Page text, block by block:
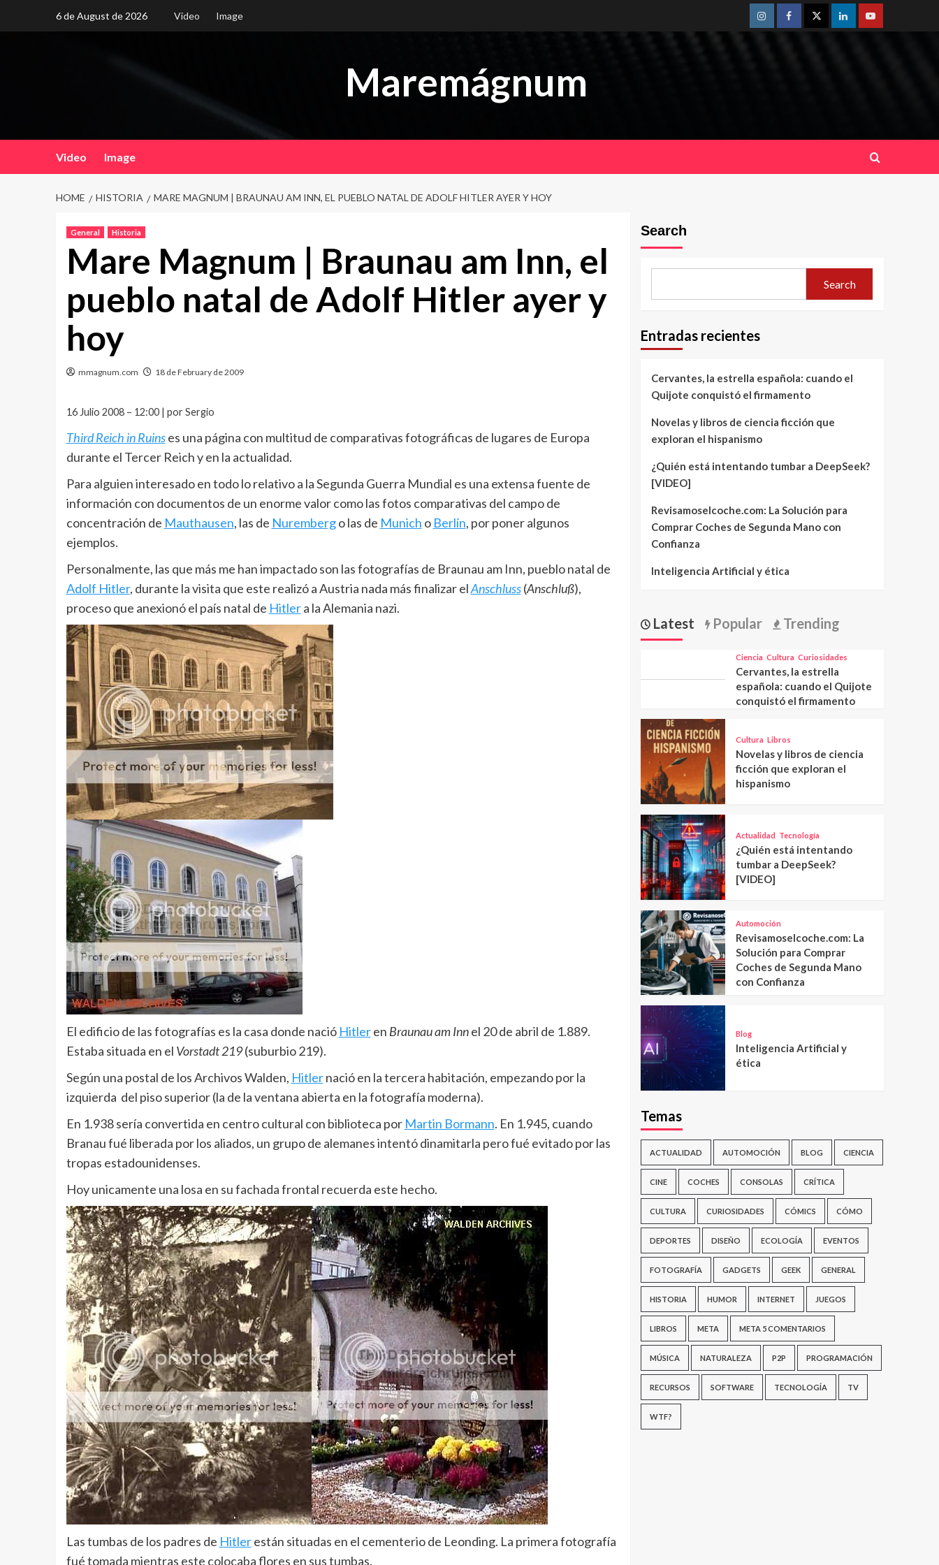
6 de August de 2026 Video Image
InstagramFacebookTwitterLinkedinYoutube
Maremágnum
Video Image
HOME HISTORIA MARE MAGNUM | BRAUNAU AM INN, EL PUEBLO NATAL DE ADOLF HITLER AYER Y HOY
General Historia
Mare Magnum | Braunau am Inn, el
pueblo natal de Adolf Hitler ayer y
hoy
mmagnum.com 18 de February de 2009
16 Julio 2008 – 12:00 | por Sergio
Third Reich in Ruinses una página con multitud de comparativas fotográficas de lugares de Europa
durante el Tercer Reich y en la actualidad.
Para alguien interesado en todo lo relativo a la Segunda Guerra Mundial es una extensa fuente de
información con documentos de un enorme valor como las fotos comparativas del campo de
concentración de Mauthausen, las de Nurembergo las de Munich o Berlín, por poner algunos
ejemplos.
Personalmente, las que más me han impactado son las fotografías de Braunau am Inn, pueblo natal de
Adolf Hitler, durante la visita que este realizó a Austria nada más finalizar elAnschluss(Anschluß),
proceso que anexionó el país natal de Hitlera la Alemania nazi.
El edificio de las fotografías es la casa donde nació Hitleren Braunau am Innel 20 de abril de 1.889.
Estaba situada en el Vorstadt 219(suburbio 219).
Según una postal de los Archivos Walden, Hitlernació en la tercera habitación, empezando por la
izquierda del piso superior (la de la ventana abierta en la fotografía moderna).
En 1.938 sería convertida en centro cultural con biblioteca por Martin Bormann. En 1.945, cuando
Branau fué liberada por los aliados, un grupo de alemanes intentó dinamitarla pero fué evitado por las
tropas estadounidenses.
Hoy unicamente una losa en su fachada frontal recuerda este hecho.
Las tumbas de los padres de Hitlerestán situadas en el cementerio de Leonding. La primera fotografía
fué tomada mientras este colocaba flores en sus tumbas.
Search
Search
Entradas recientes
Cervantes, la estrella española: cuando el
Quijote conquistó el firmamento
Novelas y libros de ciencia ficción que
exploran el hispanismo
¿Quién está intentando tumbar a DeepSeek?
[VIDEO]
Revisamoselcoche.com: La Solución para
Comprar Coches de Segunda Mano con
Confianza
Inteligencia Artificial y ética
Latest Popular Trending
Ciencia Cultura Curiosidades
Cervantes, la estrella
española: cuando el Quijote
conquistó el firmamento
Cultura Libros
Novelas y libros de ciencia
ficción que exploran el
hispanismo
Actualidad Tecnología
¿Quién está intentando
tumbar a DeepSeek?
[VIDEO]
Automoción
Revisamoselcoche.com: La
Solución para Comprar
Coches de Segunda Mano
con Confianza
Blog
Inteligencia Artificial y
ética
Temas
ACTUALIDAD AUTOMOCIÓN BLOG CIENCIA
CINE COCHES CONSOLAS CRÍTICA
CULTURA CURIOSIDADES CÓMICS CÓMO
DEPORTES DISEÑO ECOLOGÍA EVENTOS
FOTOGRAFÍA GADGETS GEEK GENERAL
HISTORIA HUMOR INTERNET JUEGOS
LIBROS META META 5 COMENTARIOS
MÚSICA NATURALEZA P2P PROGRAMACIÓN
RECURSOS SOFTWARE TECNOLOGÍA TV
WTF?